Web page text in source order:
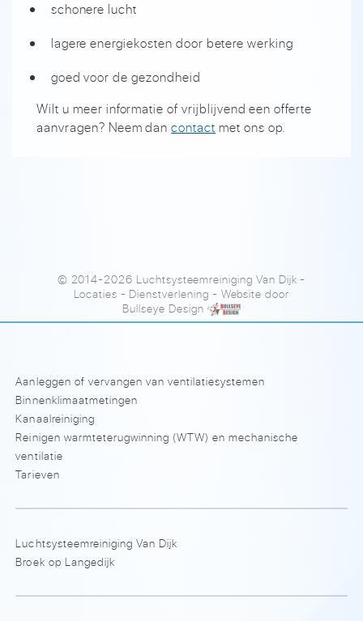
schonere lucht
lagere energiekosten door betere werking
goed voor de gezondheid
Wilt u meer informatie of vrijblijvend een offerte
aanvragen? Neem dancontact met ons op.
© 2014-2026 Luchtsysteemreiniging Van Dijk-
Locaties - Dienstverlening - Website door
Bullseye Design
Aanleggen of vervangen van ventilatiesystemen
Binnenklimaatmetingen
Kanaalreiniging
Reinigen warmteterugwinning (WTW) en mechanische
ventilatie
Tarieven
Luchtsysteemreiniging Van Dijk
Broek op Langedijk